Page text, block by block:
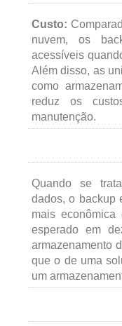
Custo:
nuvem, os
acessíveis
Além disso, as
como
reduz os
manutenção.
Quando se
dados, o backup
mais econômica
esperado em
armazenamento
que o de uma
um